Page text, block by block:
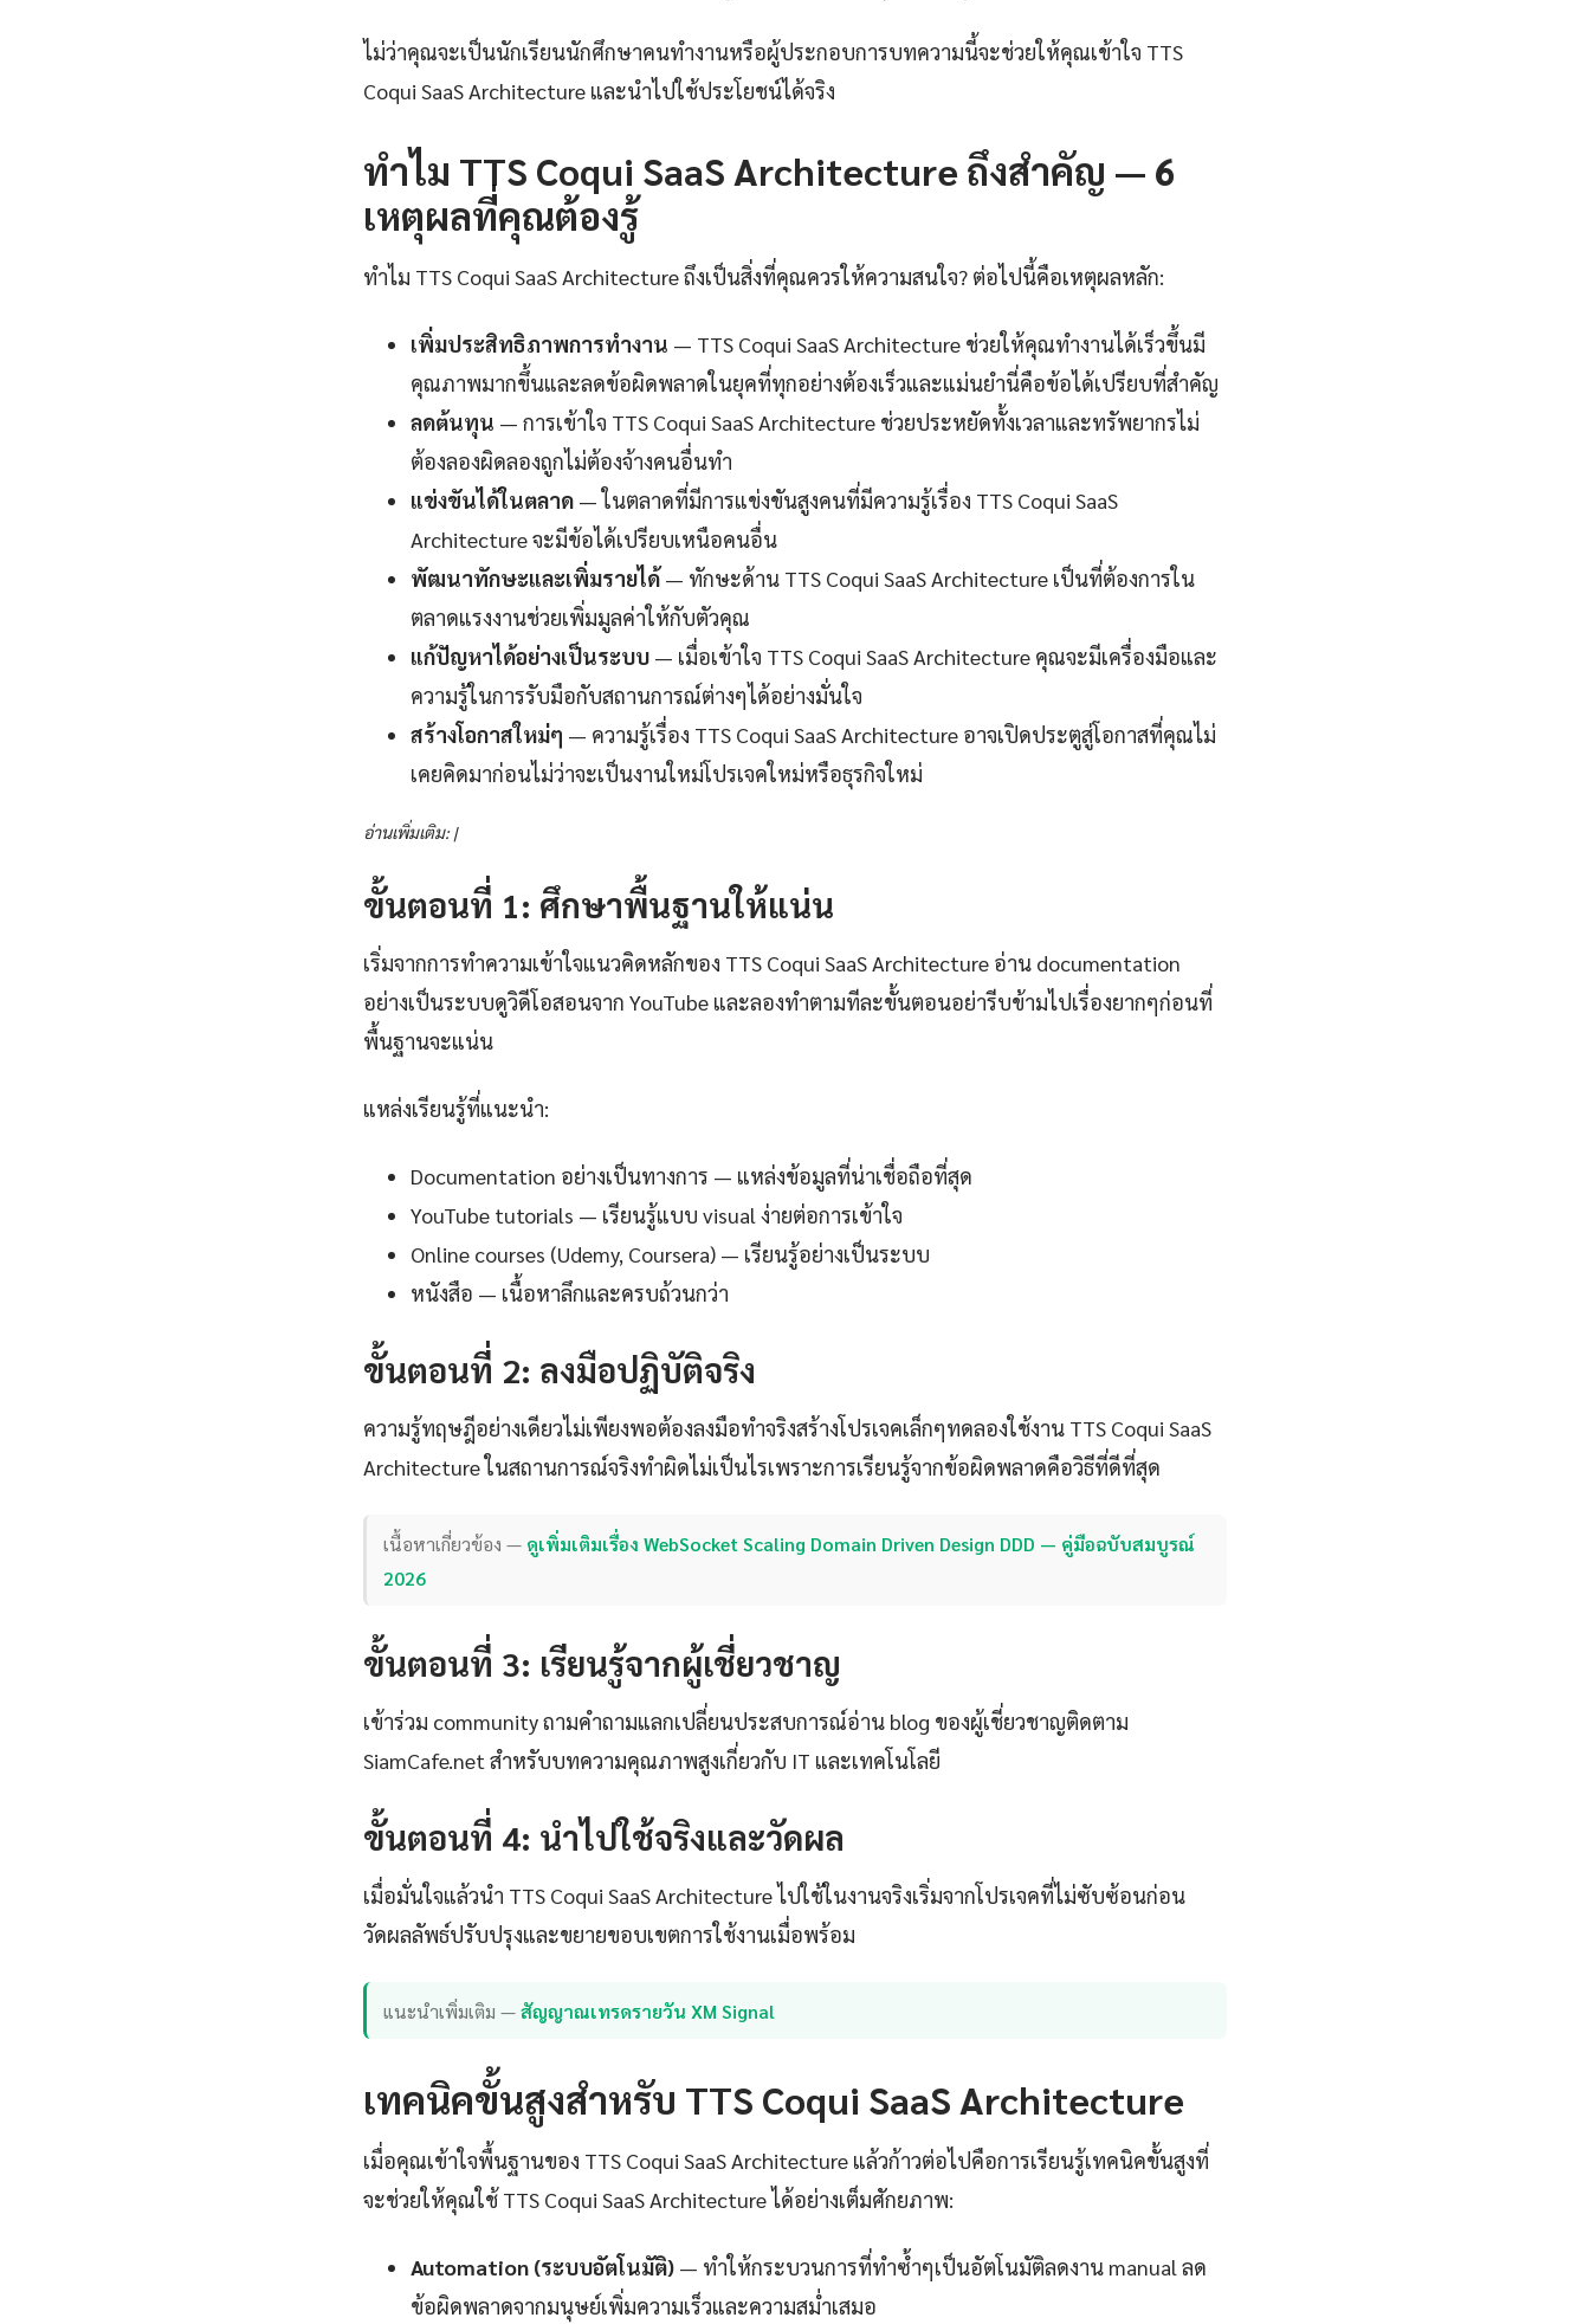
ไม่ว่าคุณจะเป็นนักเรียนนักศึกษาคนทำงานหรือผู้ประกอบการบทความนี้จะช่วยให้คุณเข้าใจ TTS
Coqui SaaS Architecture และนำไปใช้ประโยชน์ได้จริง
ทำไม TTS Coqui SaaS Architecture ถึงสำคัญ — 6
เหตุผลที่คุณต้องรู้
ทำไม TTS Coqui SaaS Architecture ถึงเป็นสิ่งที่คุณควรให้ความสนใจ? ต่อไปนี้คือเหตุผลหลัก:
เพิ่มประสิทธิภาพการทำงาน — TTS Coqui SaaS Architecture ช่วยให้คุณทำงานได้เร็วขึ้นมี
คุณภาพมากขึ้นและลดข้อผิดพลาดในยุคที่ทุกอย่างต้องเร็วและแม่นยำนี่คือข้อได้เปรียบที่สำคัญ
ลดต้นทุน — การเข้าใจ TTS Coqui SaaS Architecture ช่วยประหยัดทั้งเวลาและทรัพยากรไม่
ต้องลองผิดลองถูกไม่ต้องจ้างคนอื่นทำ
แข่งขันได้ในตลาด — ในตลาดที่มีการแข่งขันสูงคนที่มีความรู้เรื่อง TTS Coqui SaaS
Architecture จะมีข้อได้เปรียบเหนือคนอื่น
พัฒนาทักษะและเพิ่มรายได้— ทักษะด้าน TTS Coqui SaaS Architecture เป็นที่ต้องการใน
ตลาดแรงงานช่วยเพิ่มมูลค่าให้กับตัวคุณ
แก้ปัญหาได้อย่างเป็นระบบ — เมื่อเข้าใจ TTS Coqui SaaS Architecture คุณจะมีเครื่องมือและ
ความรู้ในการรับมือกับสถานการณ์ต่างๆได้อย่างมั่นใจ
สร้างโอกาสใหม่ๆ — ความรู้เรื่อง TTS Coqui SaaS Architecture อาจเปิดประตูสู่โอกาสที่คุณไม่
เคยคิดมาก่อนไม่ว่าจะเป็นงานใหม่โปรเจคใหม่หรือธุรกิจใหม่
อ่านเพิ่มเติม: |
ขั้นตอนที่ 1: ศึกษาพื้นฐานให้แน่น
เริ่มจากการทำความเข้าใจแนวคิดหลักของ TTS Coqui SaaS Architecture อ่าน documentation
อย่างเป็นระบบดูวิดีโอสอนจาก YouTube และลองทำตามทีละขั้นตอนอย่ารีบข้ามไปเรื่องยากๆก่อนที่
พื้นฐานจะแน่น
แหล่งเรียนรู้ที่แนะนำ:
Documentation อย่างเป็นทางการ — แหล่งข้อมูลที่น่าเชื่อถือที่สุด
YouTube tutorials — เรียนรู้แบบ visual ง่ายต่อการเข้าใจ
Online courses (Udemy, Coursera) — เรียนรู้อย่างเป็นระบบ
หนังสือ — เนื้อหาลึกและครบถ้วนกว่า
ขั้นตอนที่ 2: ลงมือปฏิบัติจริง
ความรู้ทฤษฎีอย่างเดียวไม่เพียงพอต้องลงมือทำจริงสร้างโปรเจคเล็กๆทดลองใช้งาน TTS Coqui SaaS
Architecture ในสถานการณ์จริงทำผิดไม่เป็นไรเพราะการเรียนรู้จากข้อผิดพลาดคือวิธีที่ดีที่สุด
เนื้อหาเกี่ยวข้อง — ดูเพิ่มเติมเรื่อง WebSocket Scaling Domain Driven Design DDD — คู่มือฉบับสมบูรณ์
2026
ขั้นตอนที่ 3: เรียนรู้จากผู้เชี่ยวชาญ
เข้าร่วม community ถามคำถามแลกเปลี่ยนประสบการณ์อ่าน blog ของผู้เชี่ยวชาญติดตาม
SiamCafe.net สำหรับบทความคุณภาพสูงเกี่ยวกับ IT และเทคโนโลยี
ขั้นตอนที่ 4: นำไปใช้จริงและวัดผล
เมื่อมั่นใจแล้วนำ TTS Coqui SaaS Architecture ไปใช้ในงานจริงเริ่มจากโปรเจคที่ไม่ซับซ้อนก่อน
วัดผลลัพธ์ปรับปรุงและขยายขอบเขตการใช้งานเมื่อพร้อม
แนะนำเพิ่มเติม —สัญญาณเทรดรายวัน XM Signal
เทคนิคขั้นสูงสำหรับ TTS Coqui SaaS Architecture
เมื่อคุณเข้าใจพื้นฐานของ TTS Coqui SaaS Architecture แล้วก้าวต่อไปคือการเรียนรู้เทคนิคขั้นสูงที่
จะช่วยให้คุณใช้ TTS Coqui SaaS Architecture ได้อย่างเต็มศักยภาพ:
Automation (ระบบอัตโนมัติ) — ทำให้กระบวนการที่ทำซ้ำๆเป็นอัตโนมัติลดงาน manual ลด
ข้อผิดพลาดจากมนุษย์เพิ่มความเร็วและความสม่ำเสมอ